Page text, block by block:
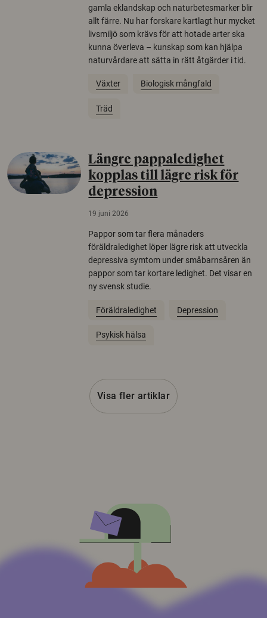
gamla eklandskap och naturbetesmarker blir
allt färre. Nu har forskare kartlagt hur mycket
livsmiljö som krävs för att hotade arter ska
kunna överleva – kunskap som kan hjälpa
naturvårdare att sätta in rätt åtgärder i tid.
Växter Biologisk mångfald
Träd
Längre pappaledighet
kopplas till lägre risk för
depression
19 juni 2026
Pappor som tar flera månaders
föräldraledighet löper lägre risk att utveckla
depressiva symtom under småbarnsåren än
pappor som tar kortare ledighet. Det visar en
ny svensk studie.
Föräldraledighet Depression
Psykisk hälsa
Visa fler artiklar